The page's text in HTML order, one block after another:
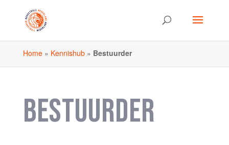
Home» Kennishub» Bestuurder
BESTUURDER